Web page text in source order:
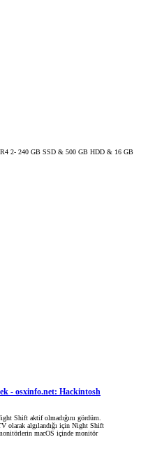
2- 240 GB SSD & 500 GB HDD & 16 GB
- osxinfo.net: Hackintosh
Shift aktif olmadığını gördüm.
olarak algılandığı için Night Shift
macOS içinde monitör